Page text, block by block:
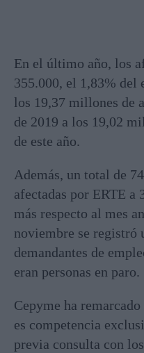
En el último año, los
355.000, el 1,83% del
los 19,37 millones de
de 2019 a los 19,02
de este año.
Además, un total de
afectadas por ERTE a
más respecto al mes
noviembre se registró
demandantes de
eran personas en paro.
Cepyme ha
es competencia
previa consulta con